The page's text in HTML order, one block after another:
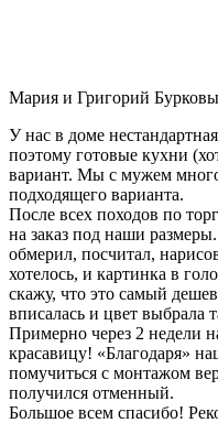
Мария и Григорий Бурковы
У нас в доме
поэтому готовые кухни
вариант. Мы с мужем
подходящего варианта.
После всех походов по
на заказ под наши
обмерил, посчитал,
хотелось, и картинка в
скажу, что это самый
вписалась и цвет выбрала
Примерно через 2 недели
красавицу! «Благодаря»
помучиться с монтажом
получился отменный.
Большое всем спасибо!